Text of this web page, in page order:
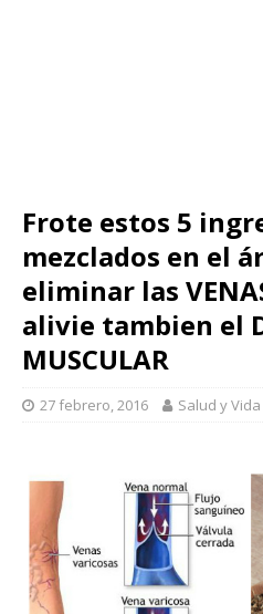
Frote estos 5
mezclados en el
eliminar las
alivie tambien el
MUSCULAR
27 febrero, 2016 Salud y Vida